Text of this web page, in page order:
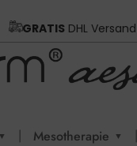
GRATIS DHL
▼ | Mesotherapie ▼ |